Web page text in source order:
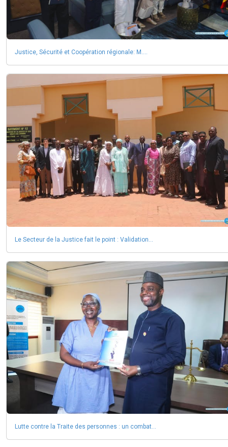
Justice, Sécurité et Coopération régionale: M....
Le Secteur de la Justice fait le point : Validation...
Lutte contre la Traite des personnes : un combat...